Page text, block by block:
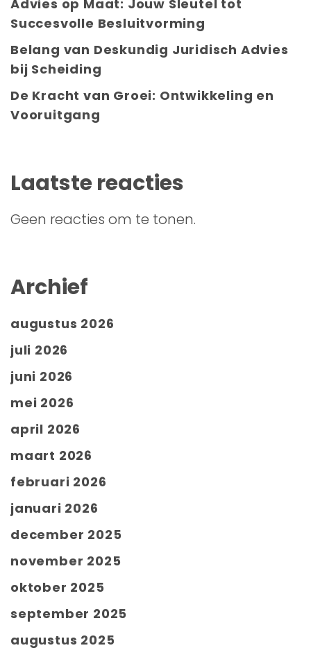
Advies op Maat: Jouw Sleutel tot
Succesvolle Besluitvorming
Belang van Deskundig Juridisch Advies
bij Scheiding
De Kracht van Groei: Ontwikkeling en
Vooruitgang
Laatste reacties
Geen reacties om te tonen.
Archief
augustus 2026
juli 2026
juni 2026
mei 2026
april 2026
maart 2026
februari 2026
januari 2026
december 2025
november 2025
oktober 2025
september 2025
augustus 2025